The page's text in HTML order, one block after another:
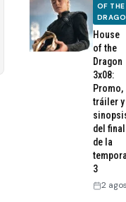
OF THE
House
of the
Dragon
3x08:
Promo,
tráiler y
del final
de la
3
2